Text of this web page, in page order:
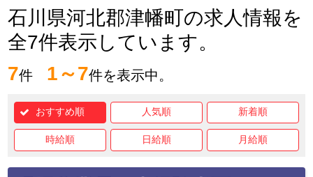
石川県河北郡津幡町の求人情報を
全7件表示しています。
7件 1～7件を表示中。
おすすめ順 人気順 新着順
時給順 日給順 月給順